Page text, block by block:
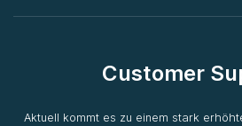
Customer
Aktuell kommt es zu einem stark